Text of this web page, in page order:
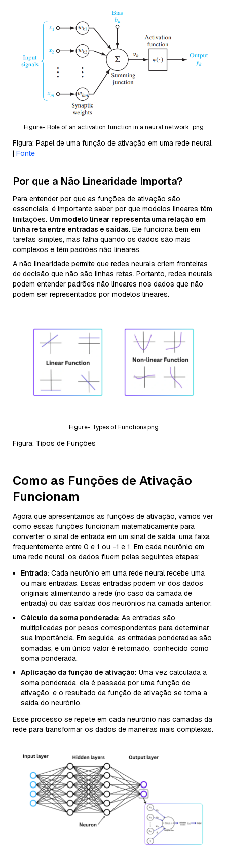
Figure- Role of an activation function in a neural network. .png
Figura: Papel de uma função de ativação em uma rede neural.
| Fonte
Por que a Não Linearidade Importa?
Para entender por que as funções de ativação são
essenciais, é importante saber por que modelos lineares têm
limitações. Um modelo linear representa uma relação em
linha reta entre entradas e saídas. Ele funciona bem em
tarefas simples, mas falha quando os dados são mais
complexos e têm padrões não lineares.
A não linearidade permite que redes neurais criem fronteiras
de decisão que não são linhas retas. Portanto, redes neurais
podem entender padrões não lineares nos dados que não
podem ser representados por modelos lineares.
Figure- Types of Functions.png
Figura: Tipos de Funções
Como as Funções de Ativação
Funcionam
Agora que apresentamos as funções de ativação, vamos ver
como essas funções funcionam matematicamente para
converter o sinal de entrada em um sinal de saída, uma faixa
frequentemente entre 0 e 1 ou -1 e 1. Em cada neurônio em
uma rede neural, os dados fluem pelas seguintes etapas:
Entrada: Cada neurônio em uma rede neural recebe uma
ou mais entradas. Essas entradas podem vir dos dados
originais alimentando a rede (no caso da camada de
entrada) ou das saídas dos neurônios na camada anterior.
Cálculo da soma ponderada: As entradas são
multiplicadas por pesos correspondentes para determinar
sua importância. Em seguida, as entradas ponderadas são
somadas, e um único valor é retornado, conhecido como
soma ponderada.
Aplicação da função de ativação: Uma vez calculada a
soma ponderada, ela é passada por uma função de
ativação, e o resultado da função de ativação se torna a
saída do neurônio.
Esse processo se repete em cada neurônio nas camadas da
rede para transformar os dados de maneiras mais complexas.